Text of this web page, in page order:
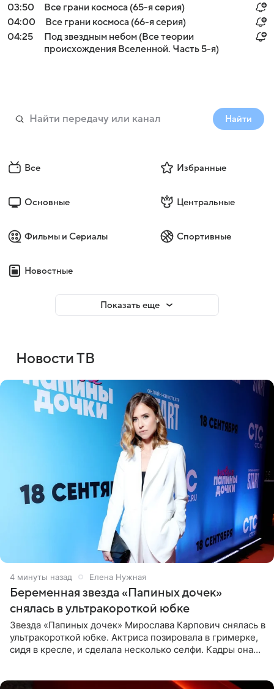
03:50
Все грани космоса (65-я серия)
04:00
Все грани космоса (66-я серия)
04:25
Под звездным небом (Все теории
происхождения Вселенной. Часть 5-я)
Найти
Все Избранные
Основные Центральные
Фильмы и Сериалы Спортивные
Новостные
Показать еще
Новости ТВ
4 минуты назад Елена Нужная
Беременная звезда «Папиных дочек»
снялась в ультракороткой юбке
Звезда «Папиных дочек» Мирослава Карпович снялась в
ультракороткой юбке. Актриса позировала в гримерке,
сидя в кресле, и сделала несколько селфи. Кадры она